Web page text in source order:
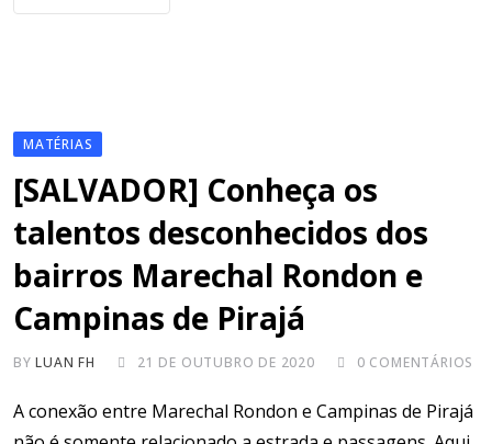
MATÉRIAS
[SALVADOR] Conheça os
talentos desconhecidos dos
bairros Marechal Rondon e
Campinas de Pirajá
BYLUAN FH 21 DE OUTUBRO DE 2020 0 COMENTÁRIOS
A conexão entre Marechal Rondon e Campinas de Pirajá